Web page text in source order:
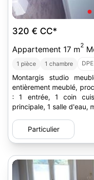
320 € CC*
Appartement 17 m2
1 pièce 1 chambre
Montargis studio
entièrement meublé,
: 1 entrée, 1 coin
principale, 1 salle d'eau,
Particulier